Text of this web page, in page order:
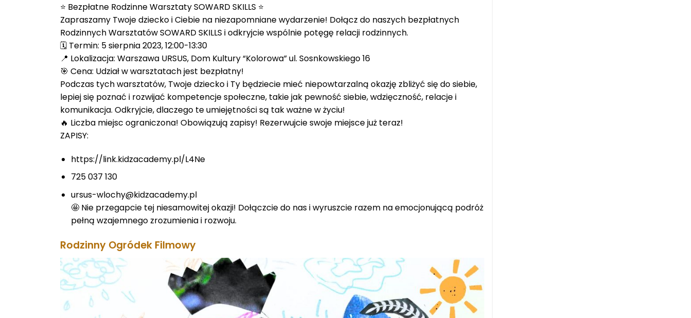
⭐ Bezpłatne Rodzinne Warsztaty SOWARD SKILLS ⭐
Zapraszamy Twoje dziecko i Ciebie na niezapomniane wydarzenie! Dołącz do naszych bezpłatnych
Rodzinnych Warsztatów SOWARD SKILLS i odkryjcie wspólnie potęgę relacji rodzinnych.
🗓️ Termin: 5 sierpnia 2023, 12:00-13:30
📍 Lokalizacja: Warszawa URSUS, Dom Kultury “Kolorowa” ul. Sosnkowskiego 16
🎯 Cena: Udział w warsztatach jest bezpłatny!
Podczas tych warsztatów, Twoje dziecko i Ty będziecie mieć niepowtarzalną okazję zbliżyć się do siebie,
lepiej się poznać i rozwijać kompetencje społeczne, takie jak pewność siebie, wdzięczność, relacje i
komunikacja. Odkryjcie, dlaczego te umiejętności są tak ważne w życiu!
🔥 Liczba miejsc ograniczona! Obowiązują zapisy! Rezerwujcie swoje miejsce już teraz!
ZAPISY:
https://link.kidzacademy.pl/L4Ne
725 037 130
ursus-wlochy@kidzacademy.pl
🤩 Nie przegapcie tej niesamowitej okazji! Dołączcie do nas i wyruszcie razem na emocjonującą podróż
pełną wzajemnego zrozumienia i rozwoju.
Rodzinny Ogródek Filmowy